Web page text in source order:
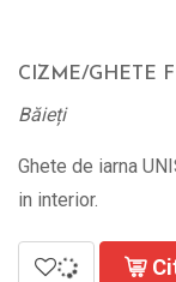
CIZME/GHETE
Băieți
Ghete de iarna
in interior.